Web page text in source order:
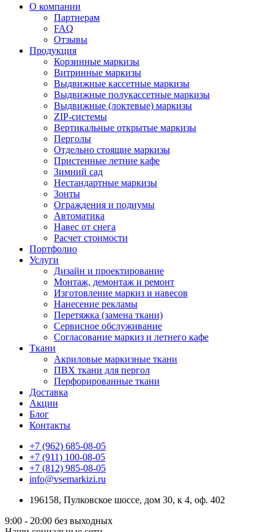
О компании
Партнерам
FAQ
Отзывы
Продукция
Корзинные маркизы
Витринные маркизы
Выдвижные кассетные маркизы
Выдвижные полукассетные маркизы
Выдвижные (локтевые) маркизы
ZIP-системы
Вертикальные открытые маркизы
Перголы
Отдельно стоящие маркизы
Пристенные летние кафе
Зимний сад
Нестандартные маркизы
Зонты
Ограждения и подиумы
Автоматика
Навес от снега
Расчет стоимости
Портфолио
Услуги
Дизайн и проектирование
Монтаж, демонтаж и ремонт
Изготовление маркиз и навесов
Нанесение рекламы
Перетяжка (замена ткани)
Сервисное обслуживание
Согласование маркиз и летнего кафе
Ткани
Акриловые маркизные ткани
ПВХ ткани для пергол
Перфорированные ткани
Доставка
Акции
Блог
Контакты
+7 (962) 685-08-05
+7 (911) 100-08-05
+7 (812) 985-08-05
info@vsemarkizi.ru
196158, Пулковское шоссе, дом 30, к 4, оф. 402
9:00 - 20:00 без выходных